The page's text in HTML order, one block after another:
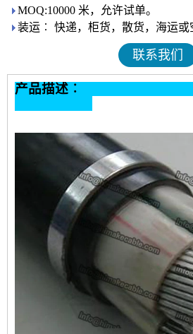
MOQ:10000 米，允许试单。
装运︰ 快递，柜货，散货，海运或
联系我们
产品描